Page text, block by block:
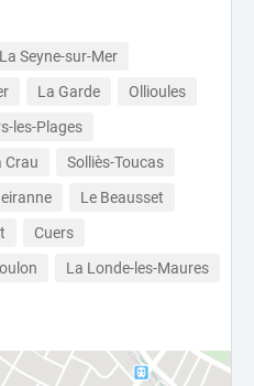
La Seyne-sur-Mer
La Garde
Ollioules
les-Plages
Crau
Solliès-Toucas
Le Beausset
Cuers
La Londe-les-Maures